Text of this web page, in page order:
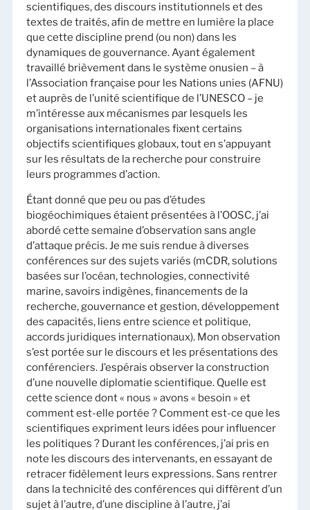
scientifiques, des discours institutionnels et des
textes de traités, afin de mettre en lumière la place
que cette discipline prend (ou non) dans les
dynamiques de gouvernance. Ayant également
travaillé brièvement dans le système onusien – à
l’Association française pour les Nations unies (AFNU)
et auprès de l’unité scientifique de l’UNESCO – je
m’intéresse aux mécanismes par lesquels les
organisations internationales fixent certains
objectifs scientifiques globaux, tout en s’appuyant
sur les résultats de la recherche pour construire
leurs programmes d’action.
Étant donné que peu ou pas d’études
biogéochimiques étaient présentées à l’OOSC, j’ai
abordé cette semaine d’observation sans angle
d’attaque précis. Je me suis rendue à diverses
conférences sur des sujets variés (mCDR, solutions
basées sur l’océan, technologies, connectivité
marine, savoirs indigènes, financements de la
recherche, gouvernance et gestion, développement
des capacités, liens entre science et politique,
accords juridiques internationaux). Mon observation
s’est portée sur le discours et les présentations des
conférenciers. J’espérais observer la construction
d’une nouvelle diplomatie scientifique. Quelle est
cette science dont « nous » avons « besoin » et
comment est-elle portée ? Comment est-ce que les
scientifiques expriment leurs idées pour influencer
les politiques ? Durant les conférences, j’ai pris en
note les discours des intervenants, en essayant de
retracer fidèlement leurs expressions. Sans rentrer
dans la technicité des conférences qui diffèrent d’un
sujet à l’autre, d’une discipline à l’autre, j’ai